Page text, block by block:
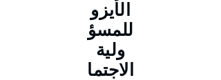
الأيزو
للمسؤ
ولية
الاجتما